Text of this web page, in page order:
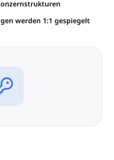
werden 1:1 gespiegelt